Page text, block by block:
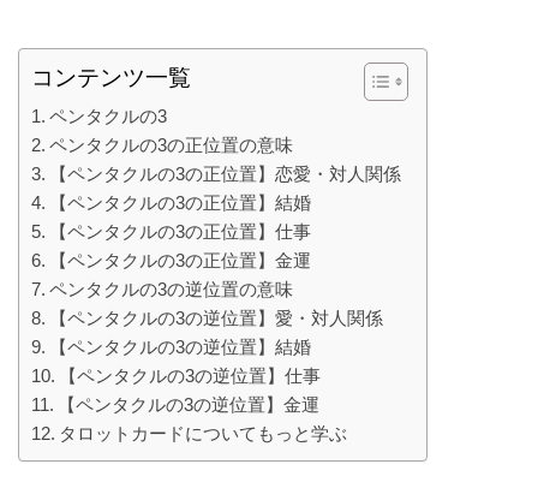
コンテンツ一覧
ペンタクルの3
ペンタクルの3の正位置の意味
【ペンタクルの3の正位置】恋愛・対人関係
【ペンタクルの3の正位置】結婚
【ペンタクルの3の正位置】仕事
【ペンタクルの3の正位置】金運
ペンタクルの3の逆位置の意味
【ペンタクルの3の逆位置】愛・対人関係
【ペンタクルの3の逆位置】結婚
【ペンタクルの3の逆位置】仕事
【ペンタクルの3の逆位置】金運
タロットカードについてもっと学ぶ